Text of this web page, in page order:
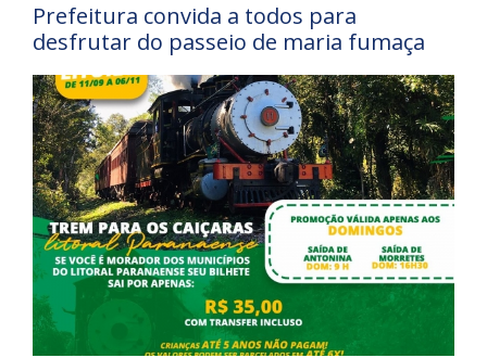
Prefeitura convida a todos para
desfrutar do passeio de maria fumaça